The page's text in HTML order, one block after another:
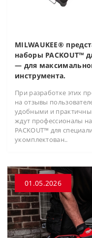
MILWAUKEE®
наборы PACKOUT™
— для
инструмента.
При разработке этих
на отзывы
удобными и
ждут профессионалы
PACKOUT™ для
укомплектован..
01.05.2026